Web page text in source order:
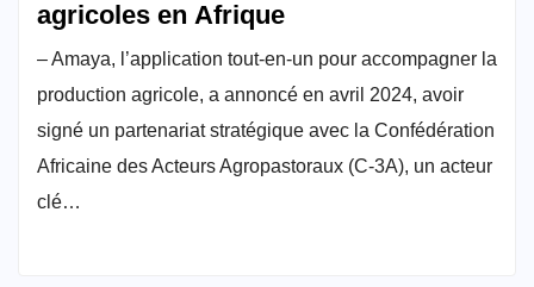
agricoles en Afrique
– Amaya, l’application tout-en-un pour accompagner la
production agricole, a annoncé en avril 2024, avoir
signé un partenariat stratégique avec la Confédération
Africaine des Acteurs Agropastoraux (C-3A), un acteur
clé…